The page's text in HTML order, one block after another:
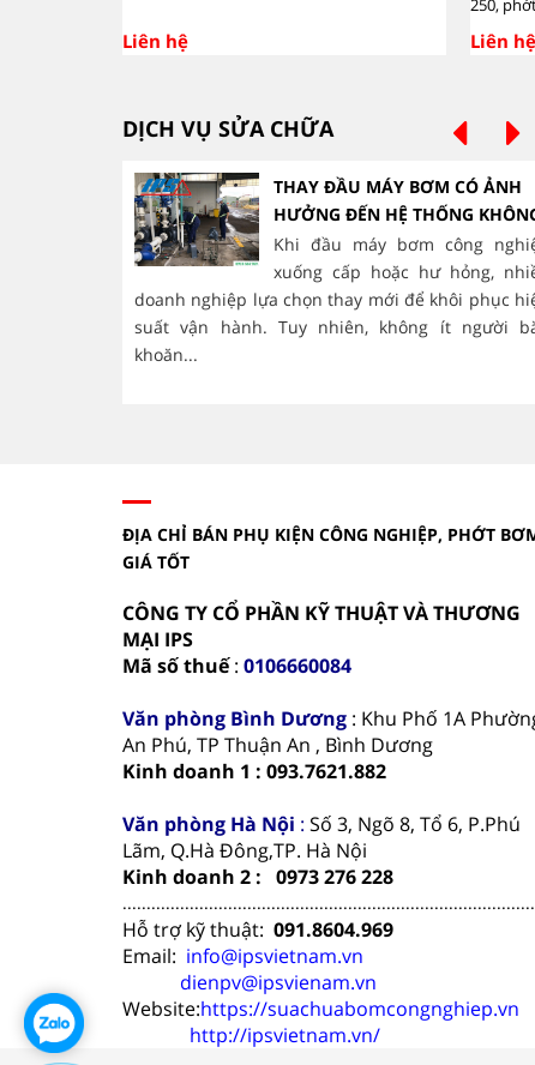
Liên hệ
250,
Liên hệ
DỊCH VỤ SỬA CHỮA
THAY ĐẦU MÁY BƠM CÓ ẢNH
HƯỞNG ĐẾN HỆ THỐNG
Khi đầu máy bơm công
xuống cấp hoặc hư hỏng,
doanh nghiệp lựa chọn thay mới để khôi phục
suất vận hành. Tuy nhiên, không ít người
khoăn...
ĐỊA CHỈ BÁN PHỤ KIỆN CÔNG NGHIỆP, PHỚT
GIÁ TỐT
CÔNG TY CỔ PHẦN KỸ THUẬT VÀ THƯƠNG
MẠI IPS
Mã số thuế: 0106660084
Văn phòng Bình Dương : Khu Phố 1A
An Phú, TP Thuận An , Bình Dương
Kinh doanh 1 : 093.7621.882
Văn phòng Hà Nội : Số 3, Ngõ 8, Tổ 6, P.Phú
Lãm, Q.Hà Đông,TP. Hà Nội
Kinh doanh 2 : 0973 276 228
Hỗ trợ kỹ thuật: 091.8604.969
Email: info@ipsvietnam.vn
dienpv@ipsvienam.vn
Website:https://suachuabomcongnghiep.vn
http://ipsvietnam.vn/